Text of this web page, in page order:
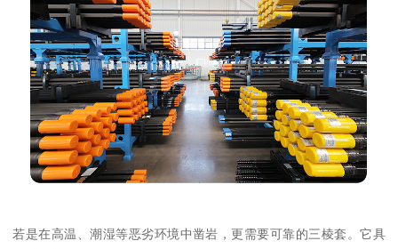
若是在高温、潮湿等恶劣环境中凿岩，更需要可靠的三棱套。它具